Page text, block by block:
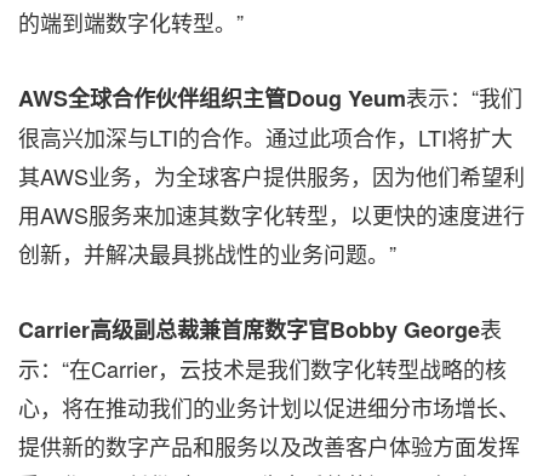
的端到端数字化转型。”
AWS全球合作伙伴组织主管Doug Yeum表示：“我们
很高兴加深与LTI的合作。通过此项合作，LTI将扩大
其AWS业务，为全球客户提供服务，因为他们希望利
用AWS服务来加速其数字化转型，以更快的速度进行
创新，并解决最具挑战性的业务问题。”
Carrier高级副总裁兼首席数字官Bobby George表
示：“在Carrier，云技术是我们数字化转型战略的核
心，将在推动我们的业务计划以促进细分市场增长、
提供新的数字产品和服务以及改善客户体验方面发挥